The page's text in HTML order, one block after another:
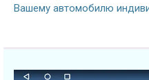
Вашему автомобилю